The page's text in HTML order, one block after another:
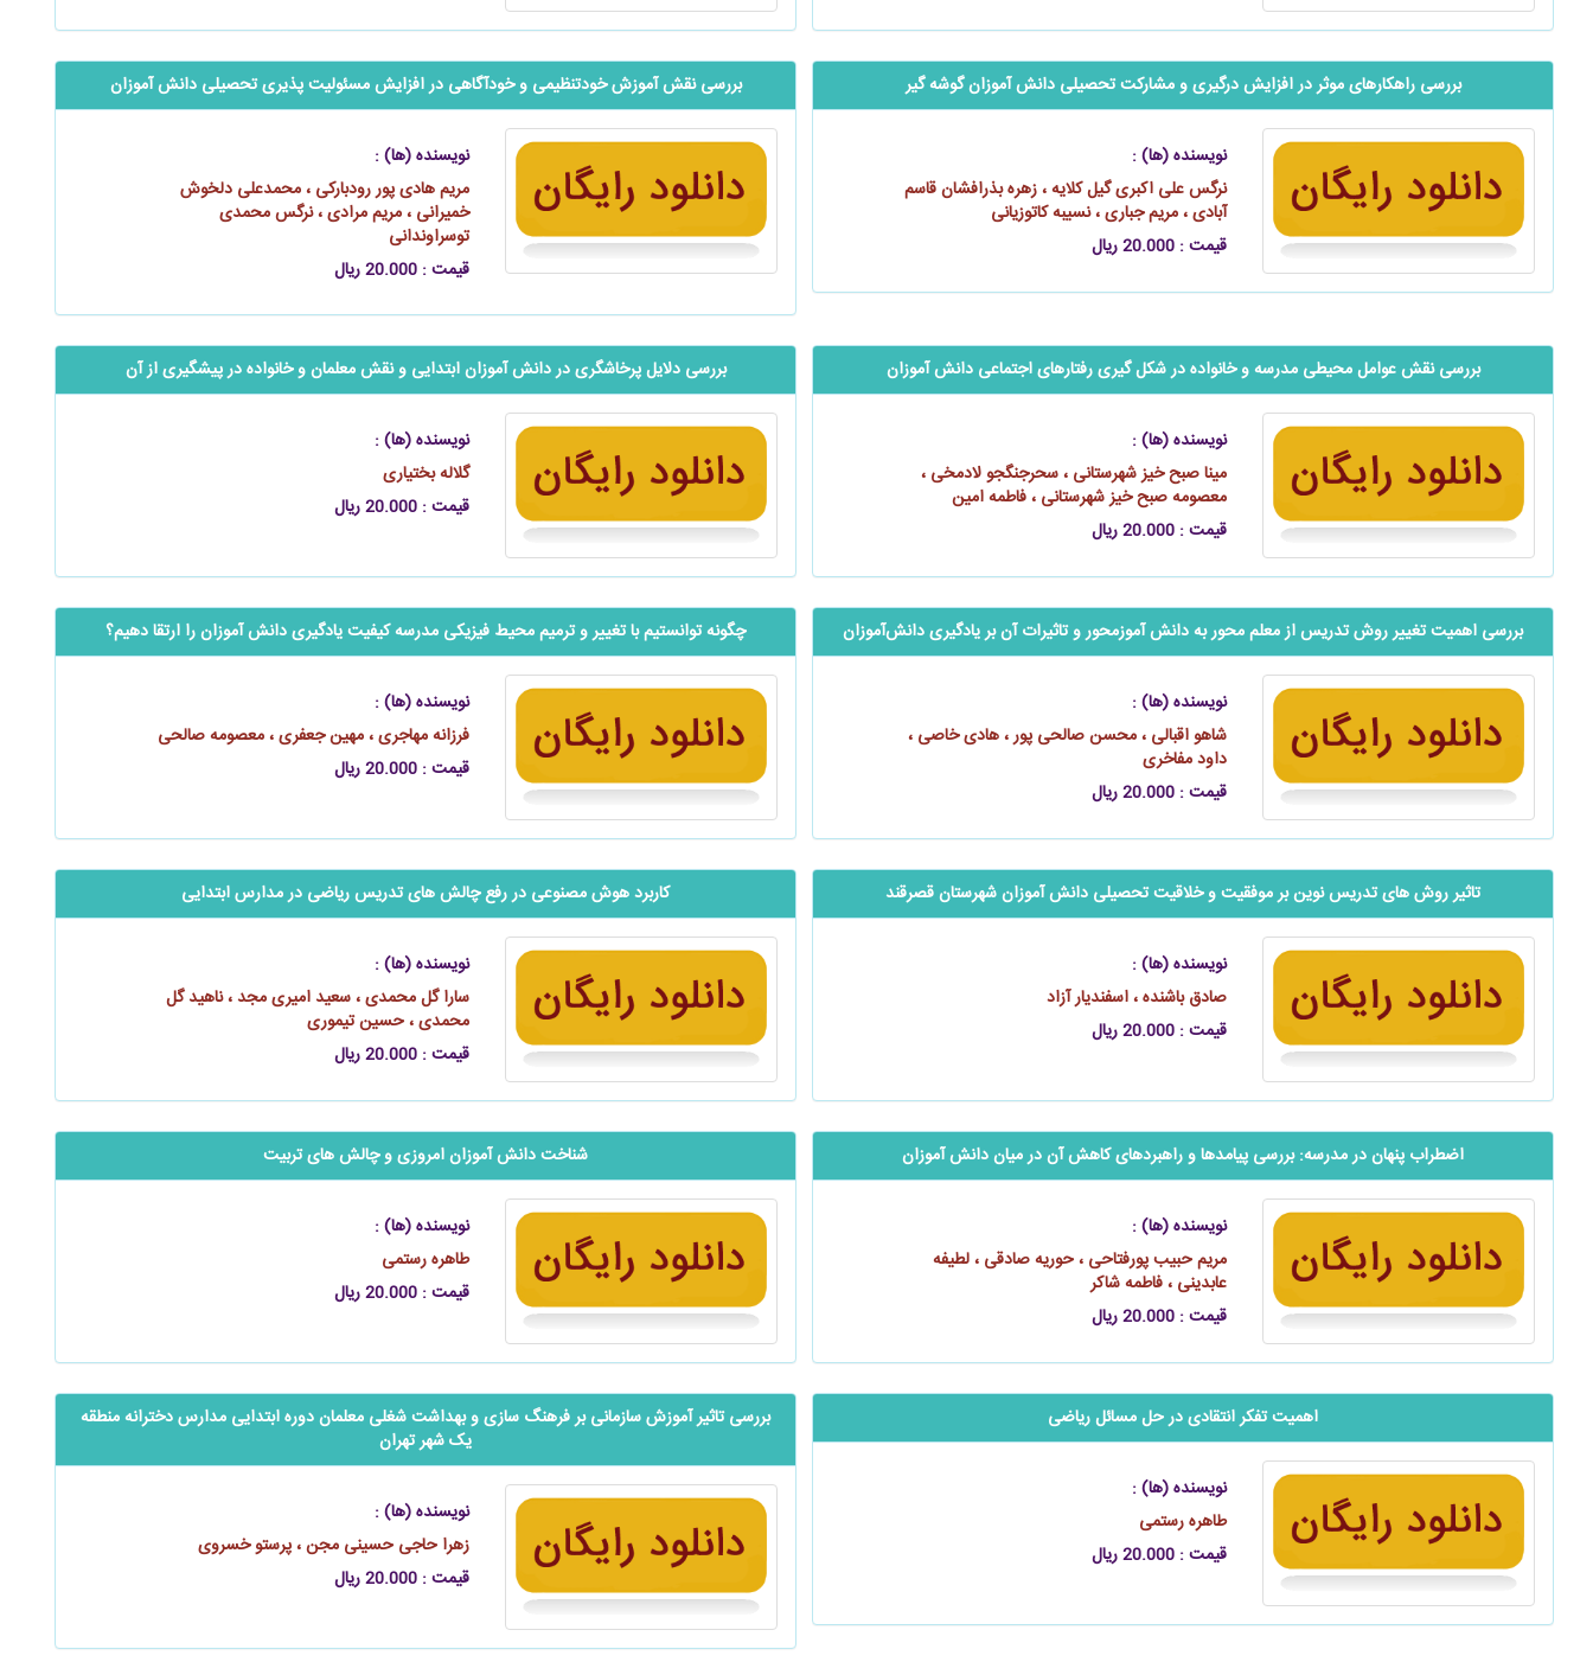
بررسی راهکارهای موثر در افزایش درگیری و مشارکت تحصیلی ‌دانش آموزان گوشه گیر
نویسنده (ها) :
نرگس علی اکبری گیل کلایه ، زهره بذرافشان قاسم
آبادی ، مریم جباری ، نسیبه کاتوزیانی
قیمت : 20.000 ریال
بررسی نقش آموزش خودتنظیمی و خودآگاهی در افزایش مسئولیت‌ پذیری تحصیلی دانش‌ آموزان
نویسنده (ها) :
مریم هادی پور رودبارکی ، محمدعلی دلخوش
خمیرانی ، مریم مرادی ، نرگس محمدی
توسراوندانی
قیمت : 20.000 ریال
بررسی نقش عوامل محیطی مدرسه و خانواده در شکل ‌گیری رفتارهای اجتماعی دانش‌ آموزان
نویسنده (ها) :
مینا صبح خیز شهرستانی ، سحرجنگجو لادمخی ،
معصومه صبح خیز شهرستانی ، فاطمه امین
قیمت : 20.000 ریال
بررسی دلایل پرخاشگری در ‌‌‌دانش آموزان ابتدایی و نقش معلمان و خانواده در پیشگیری از آن
نویسنده (ها) :
گلاله بختیاری
قیمت : 20.000 ریال
بررسی اهمیت تغییر روش تدریس از معلم محور به ‌‌‌‌دانش آموزمحور و تاثیرات آن بر یادگیری ‌‌دانش‌آموزان
نویسنده (ها) :
شاهو اقبالی ، محسن صالحی پور ، هادی خاصی ،
داود مفاخری
قیمت : 20.000 ریال
چگونه توانستیم با تغییر و ترمیم محیط فیزیکی مدرسه کیفیت یادگیری ‌‌‌‌‌دانش آموزان را ارتقا دهیم؟
نویسنده (ها) :
فرزانه مهاجری ، مهین جعفری ، معصومه صالحی
قیمت : 20.000 ریال
تاثیر روش های تدریس نوین بر موفقیت و خلاقیت تحصیلی ‌‌‌دانش آموزان شهرستان قصرقند
نویسنده (ها) :
صادق باشنده ، اسفندیار آزاد
قیمت : 20.000 ریال
کاربرد هوش مصنوعی در رفع چالش های تدریس ریاضی در مدارس ابتدایی
نویسنده (ها) :
سارا گل محمدی ، سعید امیری مجد ، ناهید گل
محمدی ، حسین تیموری
قیمت : 20.000 ریال
اضطراب پنهان در مدرسه: بررسی پیامدها و راهبردهای کاهش آن در میان دانش آموزان
نویسنده (ها) :
مریم حبیب پورفتاحی ، حوریه صادقی ، لطیفه
عابدینی ، فاطمه شاکر
قیمت : 20.000 ریال
شناخت دانش آموزان امروزی و چالش های تربیت
نویسنده (ها) :
طاهره رستمی
قیمت : 20.000 ریال
اهمیت تفکر انتقادی در حل مسائل ریاضی
نویسنده (ها) :
طاهره رستمی
قیمت : 20.000 ریال
بررسی تاثیر آموزش سازمانی بر ‌‌‌فرهنگ سازی و بهداشت شغلی معلمان دوره ابتدایی مدارس دخترانه منطقه
یک شهر تهران
نویسنده (ها) :
زهرا حاجی حسینی مجن ، پرستو خسروی
قیمت : 20.000 ریال